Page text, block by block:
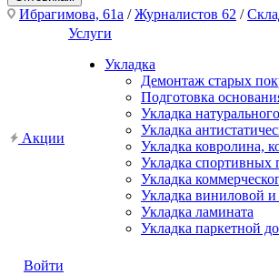
Ибрагимова, 61а /Журналистов 62 /
Акции
Услуги
Укладка
Демонтаж старых
Подготовка
Укладка
Укладка
Укладка ковролина,
Укладка спортивных
Укладка
Укладка виниловой
Укладка ламината
Укладка паркетной
Войти